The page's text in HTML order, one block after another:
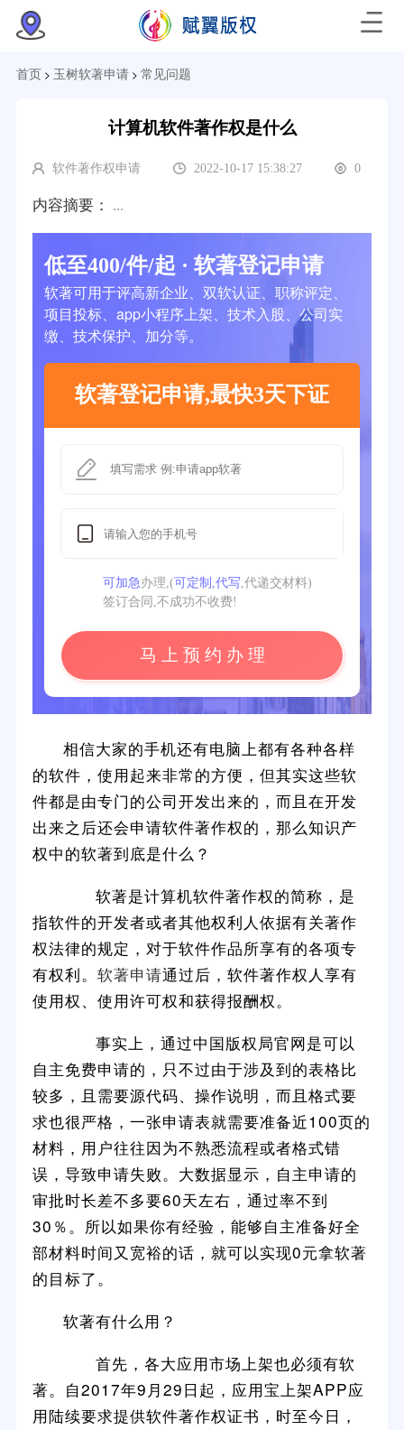
首页> 玉树软著申请> 常见问题
计算机软件著作权是什么
软件著作权申请 2022-10-17 15:38:27 0
内容摘要： ...
低至400/件/起 · 软著登记申请
软著可用于评高新企业、双软认证、职称评定、
项目投标、app小程序上架、技术入股、公司实
缴、技术保护、加分等。
软著登记申请,最快3天下证
可加急办理,(可定制,代写 ,代递交材料)
签订合同,不成功不收费!
马 上 预 约 办 理
相信大家的手机还有电脑上都有各种各样
的软件，使用起来非常的方便，但其实这些软
件都是由专门的公司开发出来的，而且在开发
出来之后还会申请软件著作权的，那么知识产
权中的软著到底是什么？
软著是计算机软件著作权的简称，是
指软件的开发者或者其他权利人依据有关著作
权法律的规定，对于软件作品所享有的各项专
有权利。 软著申请通过后，软件著作权人享有
使用权、使用许可权和获得报酬权。
事实上，通过中国版权局官网是可以
自主免费申请的，只不过由于涉及到的表格比
较多，且需要源代码、操作说明，而且格式要
求也很严格，一张申请表就需要准备近100页的
材料，用户往往因为不熟悉流程或者格式错
误，导致申请失败。大数据显示，自主申请的
审批时长差不多要60天左右，通过率不到
30％。所以如果你有经验，能够自主准备好全
部材料时间又宽裕的话，就可以实现0元拿软著
的目标了。
软著有什么用？
首先，各大应用市场上架也必须有软
著。自2017年9月29日起，应用宝上架APP应
用陆续要求提供软件著作权证书，时至今日，